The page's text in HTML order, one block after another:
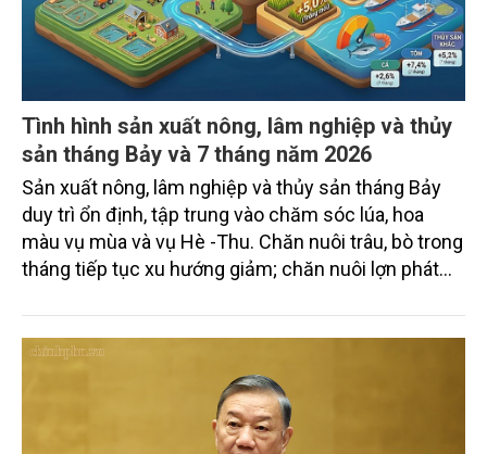
Tình hình sản xuất nông, lâm nghiệp và thủy
sản tháng Bảy và 7 tháng năm 2026
Sản xuất nông, lâm nghiệp và thủy sản tháng Bảy
duy trì ổn định, tập trung vào chăm sóc lúa, hoa
tháng tiếp tục xu hướng giảm; chăn nuôi lợn phát
triển ổn định; chăn nuôi gia cầm duy trì đà tăng
trưởng khá. Diện tích rừng trồng mới và sản lượng
thủy sản đều tăng nhẹ.